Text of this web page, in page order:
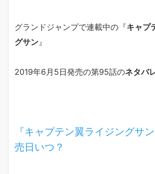
グランドジャンプで連載中の『キャプ
グサン』
2019年6月5日発売の第95話のネタバ
『キャプテン翼ライジングサ
売日いつ？